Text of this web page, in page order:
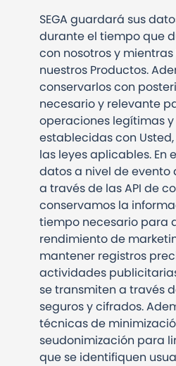
SEGA guardará sus
durante el tiempo que
con nosotros y
nuestros Productos.
conservarlos con
necesario y relevante
operaciones legítimas
establecidas con
las leyes aplicables. En
datos a nivel de evento
a través de las API de
conservamos la
tiempo necesario para
rendimiento de
mantener registros
actividades
se transmiten a través
seguros y cifrados.
técnicas de
seudonimización para
que se identifiquen